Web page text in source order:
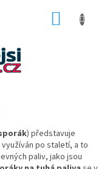
) představuje
po staletí, a to
paliv, jako jsou